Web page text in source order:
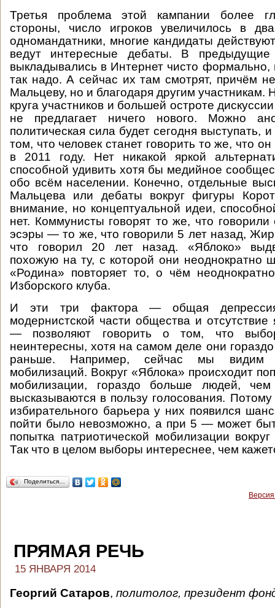
Третья проблема этой кампании более
стороны, число игроков увеличилось в
одномандатники, многие кандидаты
ведут интересные дебаты. В
выкладывались в Интернет чисто формально,
так надо. А сейчас их там смотрят, причём
Мальцеву, но и благодаря другим участникам.
круга участников и большей остроте
не предлагает ничего нового. Можно
политическая сила будет сегодня выступать,
том, что человек станет говорить то же, что
в 2011 году. Нет никакой яркой
способной удивить хотя бы медийное
обо всём населении. Конечно, отдельные
Мальцева или дебаты вокруг фигуры
внимание, но концептуальной идеи,
нет. Коммунисты говорят то же, что
эсэры — то же, что говорили 5 лет назад,
что говорил 20 лет назад. «Яблоко»
похожую на ту, с которой они неоднократно
«Родина» повторяет то, о чём
Изборского клуба.
И эти три фактора — общая
модернистской части общества и отсутствие
— позволяют говорить о том, что
неинтересны, хотя на самом деле они
раньше. Например, сейчас мы видим
мобилизаций. Вокруг «Яблока» происходит
мобилизации, гораздо больше людей,
высказываются в пользу голосования.
избирательного барьера у них появился
пойти было невозможно, а при 5 — может
попытка патриотической мобилизации
Так что в целом выборы интереснее, чем
Поделиться…
ПРЯМАЯ РЕЧЬ
15 ЯНВАРЯ 2014
Георгий Сатаров, политолог, президент